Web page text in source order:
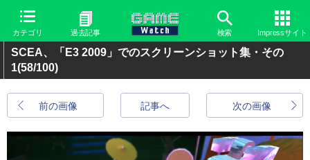
カテゴリ 過去記事 検索 Impressサイト
SCEA、「E3 2009」でのスクリーンショット集・その
1(58/100)
前の画像 次の画像
記事へ